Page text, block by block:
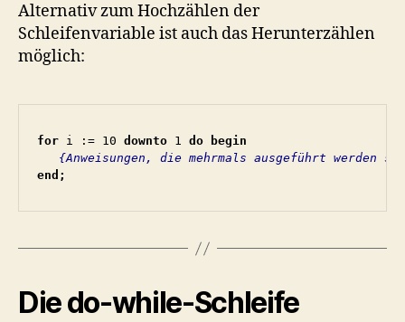
Alternativ zum Hochzählen der
Schleifenvariable ist auch das Herunterzählen
möglich:
for i := 10 downto 1 do begin
{Anweisungen, die mehrmals ausgeführt werden
end;
Die do-while-Schleife